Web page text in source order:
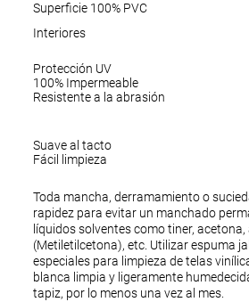
Superficie 100% PVC
Interiores
Protección UV
100% Impermeable
Resistente a la abrasión
Suave al tacto
Fácil limpieza
Toda mancha, derramamiento o
rapidez para evitar un manchado
líquidos solventes como tiner, acetona,
(Metiletilcetona), etc. Utilizar espuma
especiales para limpieza de telas
blanca limpia y ligeramente
tapiz, por lo menos una vez al mes.